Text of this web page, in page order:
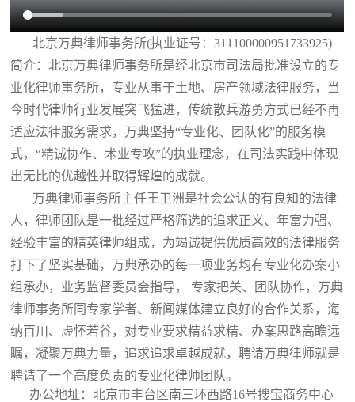
北京万典律师事务所(执业证号：311100000951733925)
简介：北京万典律师事务所是经北京市司法局批准设立的专
业化律师事务所，专业从事于土地、房产领域法律服务，当
今时代律师行业发展突飞猛进，传统散兵游勇方式已经不再
适应法律服务需求，万典坚持“专业化、团队化”的服务模
式，“精诚协作、术业专攻”的执业理念，在司法实践中体现
出无比的优越性并取得辉煌的成就。
万典律师事务所主任王卫洲是社会公认的有良知的法律
人，律师团队是一批经过严格筛选的追求正义、年富力强、
经验丰富的精英律师组成，为竭诚提供优质高效的法律服务
打下了坚实基础，万典承办的每一项业务均有专业化办案小
组承办，业务监督委员会指导， 专家把关、团队协作，万典
律师事务所同专家学者、新闻媒体建立良好的合作关系，海
纳百川、虚怀若谷，对专业要求精益求精、办案思路高瞻远
瞩，凝聚万典力量，追求追求卓越成就，聘请万典律师就是
聘请了一个高度负责的专业化律师团队。
办公地址：北京市丰台区南三环西路16号搜宝商务中心